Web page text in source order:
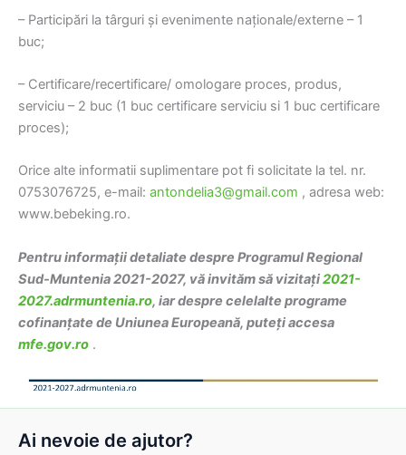
– Participări la târguri și evenimente naționale/externe – 1
buc;
– Certificare/recertificare/ omologare proces, produs,
serviciu – 2 buc (1 buc certificare serviciu si 1 buc certificare
proces);
Orice alte informatii suplimentare pot fi solicitate la tel. nr.
0753076725, e-mail: antondelia3@gmail.com , adresa web:
www.bebeking.ro.
Pentru informații detaliate despre Programul Regional
Sud-Muntenia 2021-2027, vă invităm să vizitați2021-
2027.adrmuntenia.ro, iar despre celelalte programe
cofinanțate de Uniunea Europeană, puteți accesa
mfe.gov.ro .
Ai nevoie de ajutor?